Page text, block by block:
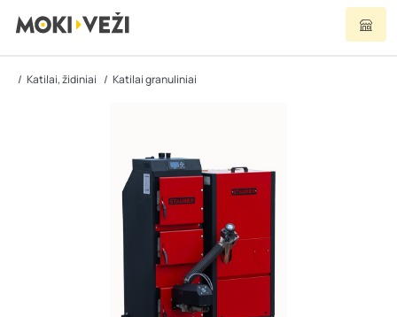
Katilai, židiniai Katilai granuliniai